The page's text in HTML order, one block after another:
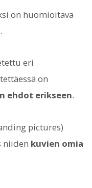
on huomioitava
.
eri
on
ehdot erikseen.
pictures)
niiden kuvien omia